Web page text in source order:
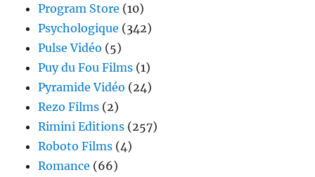
Program Store (10)
Psychologique (342)
Pulse Vidéo (5)
Puy du Fou Films (1)
Pyramide Vidéo (24)
Rezo Films (2)
Rimini Editions (257)
Roboto Films (4)
Romance (66)